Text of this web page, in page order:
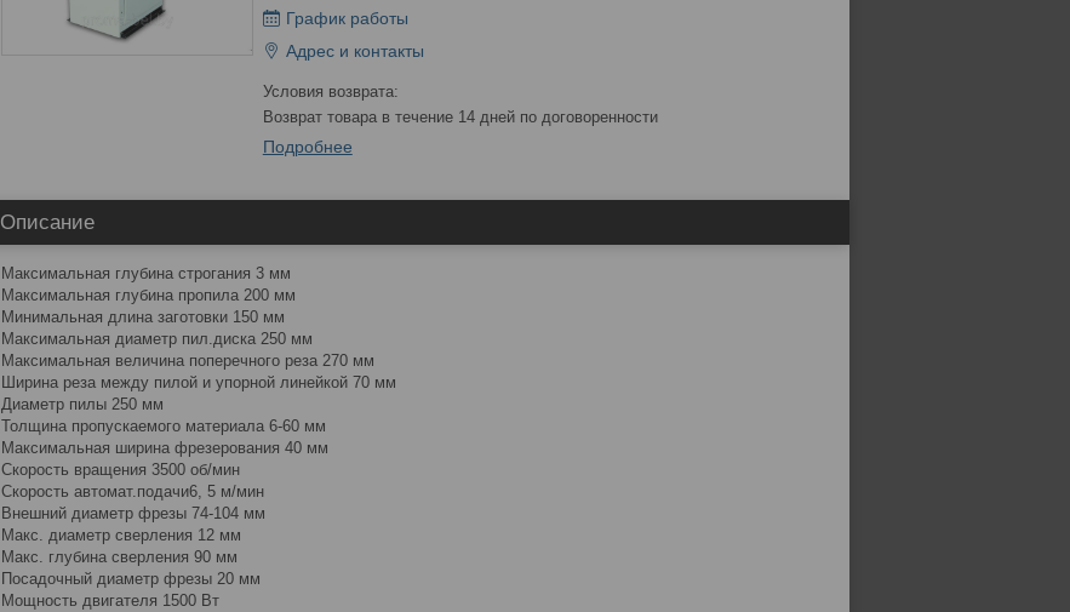
График работы
Адрес и контакты
возврат товара в течение 14 дней по договоренности
Подробнее
Описание
Максимальная глубина строгания 3 мм
Максимальная глубина пропила 200 мм
Минимальная длина заготовки 150 мм
Максимальная диаметр пил.диска 250 мм
Максимальная величина поперечного реза 270 мм
Ширина реза между пилой и упорной линейкой 70 мм
Диаметр пилы 250 мм
Толщина пропускаемого материала 6-60 мм
Максимальная ширина фрезерования 40 мм
Скорость вращения 3500 об/мин
Скорость автомат.подачи6, 5 м/мин
Внешний диаметр фрезы 74-104 мм
Макс. диаметр сверления 12 мм
Макс. глубина сверления 90 мм
Посадочный диаметр фрезы 20 мм
Мощность двигателя 1500 Вт